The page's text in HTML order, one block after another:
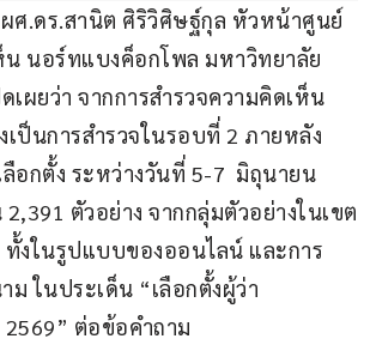
ศ.ดร.สานิต ศิริวิศิษฐ์กุล หัวหน้าศูนย์
น นอร์ทแบงค็อกโพล มหาวิทยาลัย
เผยว่า จากการสำรวจความคิดเห็น
ป็นการสำรวจในรอบที่ 2 ภายหลัง
อกตั้ง ระหว่างวันที่ 5-7  มิถุนายน
ตัวอย่าง จากกลุ่มตัวอย่างในเขต
งในรูปแบบของออนไลน์ และการ
ม ในประเด็น “เลือกตั้งผู้ว่า
ต่อข้อคำถาม